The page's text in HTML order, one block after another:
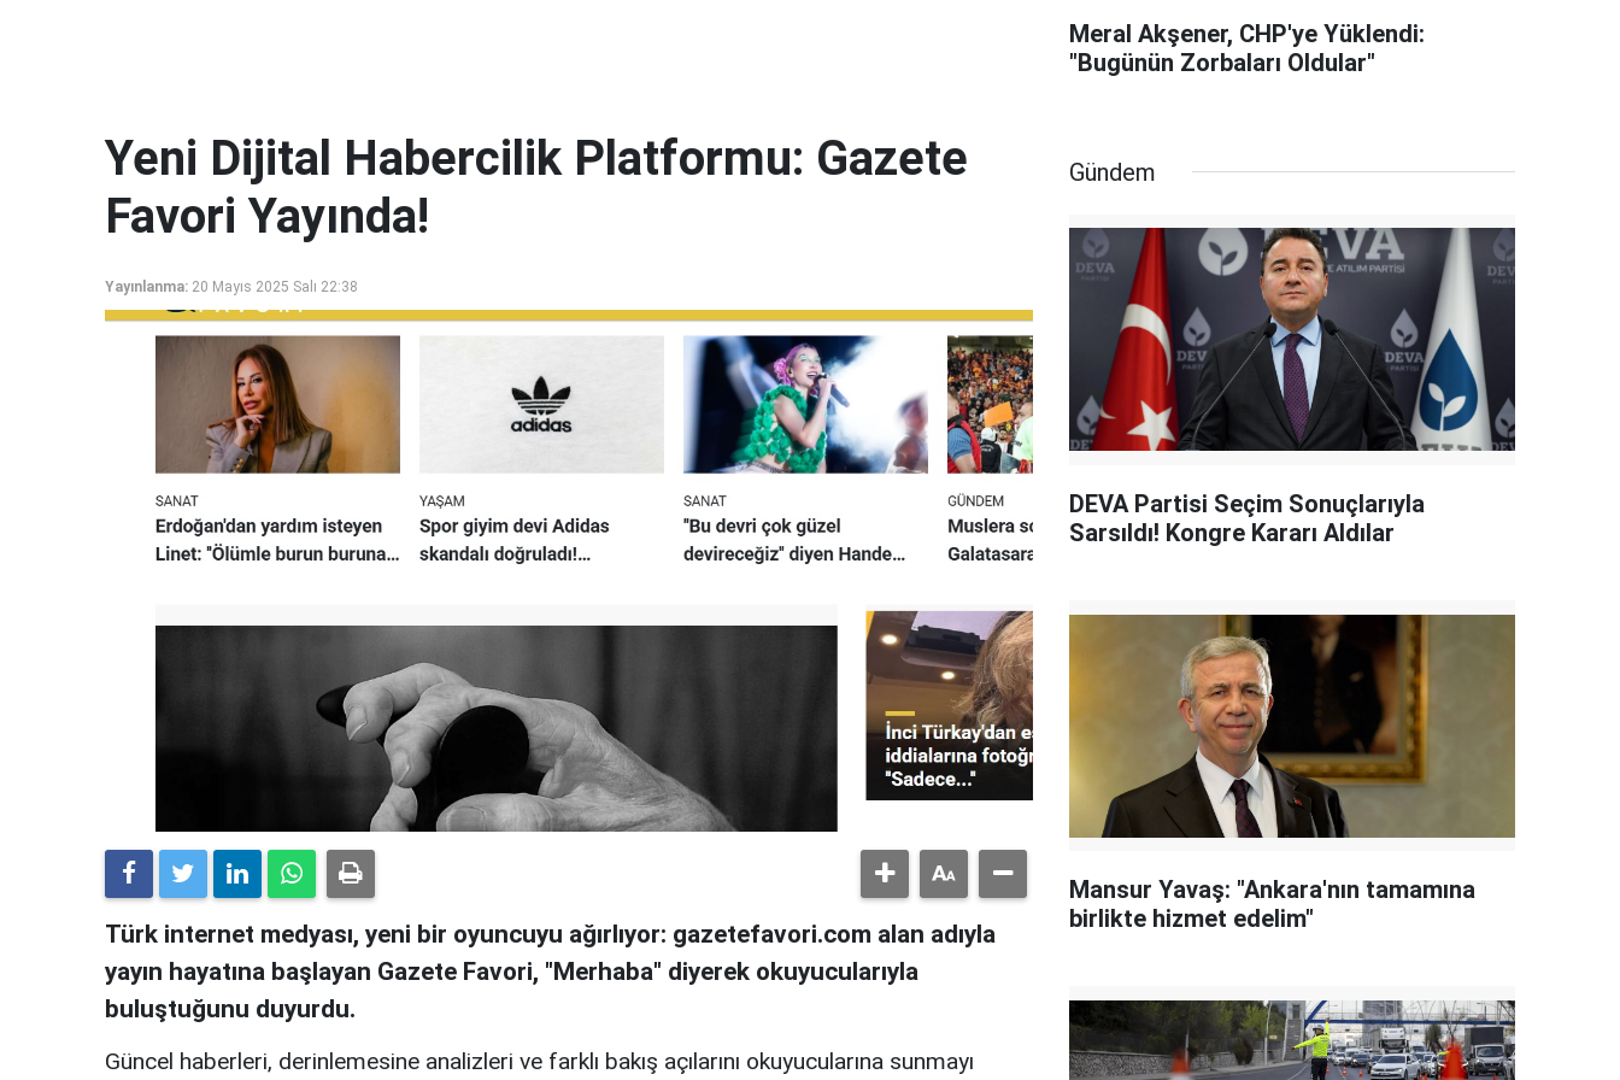
Meral Akşener, CHP'ye Yüklendi:
"Bugünün Zorbaları Oldular"
Yeni Dijital Habercilik Platformu: Gazete
Favori Yayında!
Yayınlanma: 20 Mayıs 2025 Salı 22:38
Türk internet medyası, yeni bir oyuncuyu ağırlıyor: gazetefavori.com alan adıyla
yayın hayatına başlayan Gazete Favori, "Merhaba" diyerek okuyucularıyla
buluştuğunu duyurdu.
Güncel haberleri, derinlemesine analizleri ve farklı bakış açılarını okuyucularına sunmayı
Gündem
DEVA Partisi Seçim Sonuçlarıyla
Sarsıldı! Kongre Kararı Aldılar
Mansur Yavaş: "Ankara'nın tamamına
birlikte hizmet edelim"